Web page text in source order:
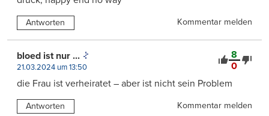
Antworten Kommentar melden
8
0
bloed ist nur ...
21.03.2024 um 13:50
die Frau ist verheiratet – aber ist nicht sein Problem
Antworten Kommentar melden